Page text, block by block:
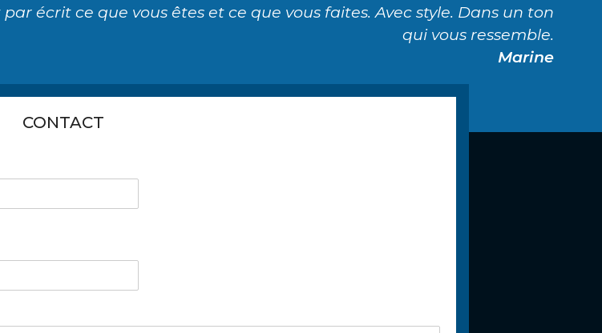
écrit ce que vous êtes et ce que vous faites. Avec style. Dans un ton
qui vous ressemble.
Marine
CONTACT